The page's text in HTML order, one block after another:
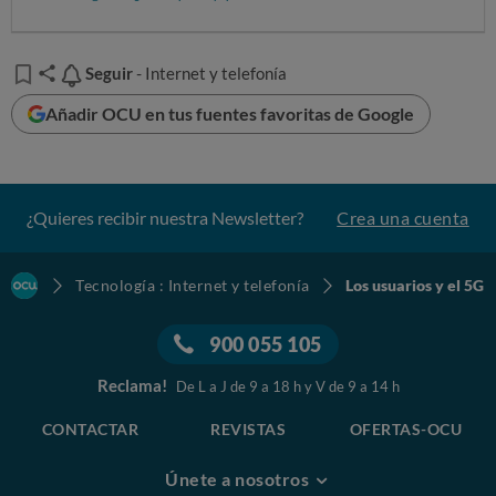
dedidamente).
Probablemente la falta de conocimiento del tema, el no
poder percibir las ventajas y no saber dónde está o no
Seguir
Seguir - Internet y telefonía
Añadir OCU en tus fuentes favoritas de Google
¿Quieres recibir nuestra Newsletter? Crea una cuenta
Tecnología : Internet y telefonía Los usuarios y el 5G
900 055 105
Reclama! De L a J de 9 a 18 h y V de 9 a 14 h
CONTACTAR REVISTAS OFERTAS-OCU
Únete a nosotros